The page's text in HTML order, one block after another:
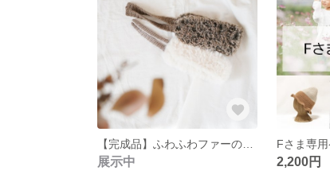
展示中 2,200円